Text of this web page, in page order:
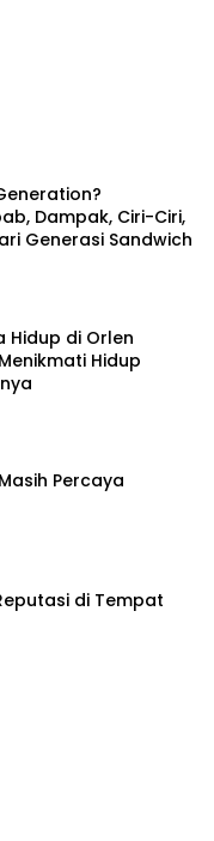
Dampak, Ciri-Ciri,
Generasi Sandwich
Hidup di Orlen
Hidup
Percaya
di Tempat